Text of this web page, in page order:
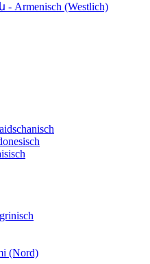
(Westlich)
(Nord)